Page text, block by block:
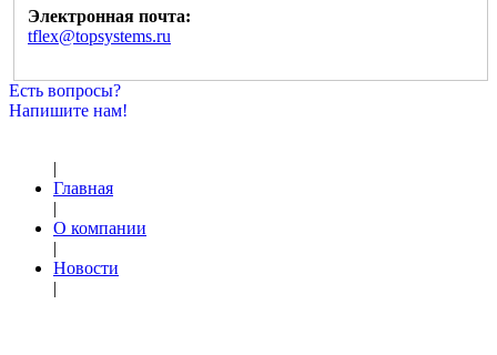
Электронная почта:
tflex@topsystems.ru
Есть вопросы?
Напишите нам!
|
Главная
|
О компании
|
Новости
|